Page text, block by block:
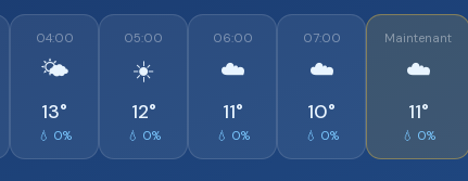
04:00
🌤️
13°
💧 0%
05:00
☀️
12°
💧 0%
06:00
☁️
11°
💧 0%
07:00
☁️
10°
💧 0%
Maintenant
☁️
11°
💧 0%